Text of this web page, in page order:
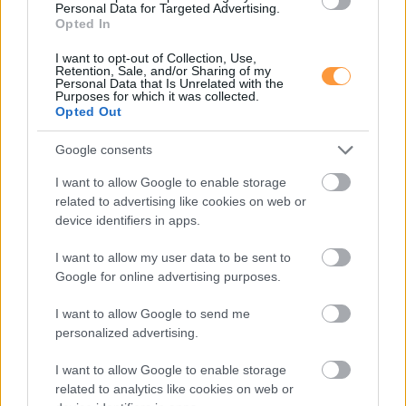
Personal Data for Targeted Advertising.
Opted In
I want to opt-out of Collection, Use,
Retention, Sale, and/or Sharing of my
Personal Data that Is Unrelated with the
Purposes for which it was collected.
Opted Out
Google consents
I want to allow Google to enable storage
related to advertising like cookies on web or
device identifiers in apps.
I want to allow my user data to be sent to
Google for online advertising purposes.
I want to allow Google to send me
personalized advertising.
I want to allow Google to enable storage
related to analytics like cookies on web or
Főoldal